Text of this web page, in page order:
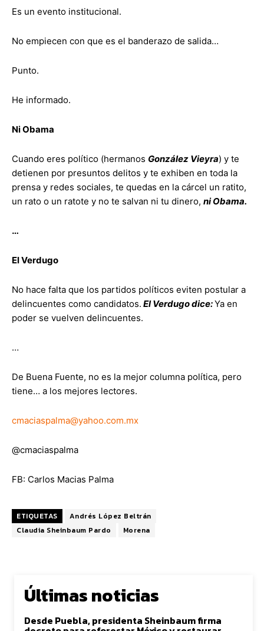
Es un evento institucional.
No empiecen con que es el banderazo de salida…
Punto.
He informado.
Ni Obama
Cuando eres político (hermanos González Vieyra) y te
detienen por presuntos delitos y te exhiben en toda la
prensa y redes sociales, te quedas en la cárcel un ratito,
un rato o un ratote y no te salvan ni tu dinero, ni Obama.
…
El Verdugo
No hace falta que los partidos políticos eviten postular a
delincuentes como candidatos. El Verdugo dice:Ya en
poder se vuelven delincuentes.
…
De Buena Fuente, no es la mejor columna política, pero
tiene… a los mejores lectores.
cmaciaspalma@yahoo.com.mx
@cmaciaspalma
FB: Carlos Macias Palma
ETIQUETAS
Andrés López Beltrán
Claudia Sheinbaum Pardo
Morena
Últimas noticias
Desde Puebla, presidenta Sheinbaum firma